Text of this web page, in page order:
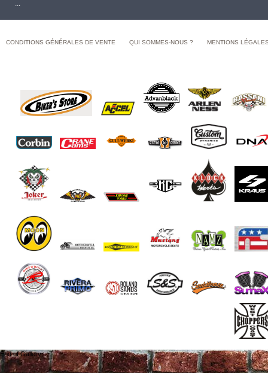
CONDITIONS GÉNÉRALES DE VENTE QUI SOMMES-NOUS ? MENTIONS
End of Gallery